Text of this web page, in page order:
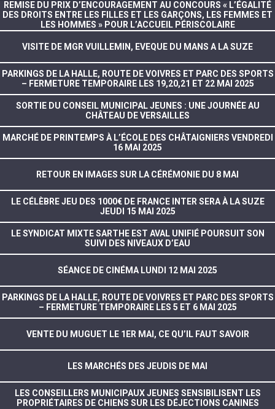
REMISE DU PRIX D’ENCOURAGEMENT AU CONCOURS « L’ÉGALITÉ
DES DROITS ENTRE LES FILLES ET LES GARÇONS, LES FEMMES ET
LES HOMMES » POUR L’ACCUEIL PÉRISCOLAIRE
VISITE DE MGR VUILLEMIN, EVEQUE DU MANS A LA SUZE
PARKINGS DE LA HALLE, ROUTE DE VOIVRES ET PARC DES SPORTS
– FERMETURE TEMPORAIRE LES 19,20,21 ET 22 MAI 2025
SORTIE DU CONSEIL MUNICIPAL JEUNES : UNE JOURNÉE AU
CHÂTEAU DE VERSAILLES
MARCHÉ DE PRINTEMPS À L’ÉCOLE DES CHÂTAIGNIERS VENDREDI
16 MAI 2025
RETOUR EN IMAGES SUR LA CÉRÉMONIE DU 8 MAI
LE CÉLÈBRE JEU DES 1000€ DE FRANCE INTER SERA À LA SUZE
JEUDI 15 MAI 2025
LE SYNDICAT MIXTE SARTHE EST AVAL UNIFIÉ POURSUIT SON
SUIVI DES NIVEAUX D’EAU
SÉANCE DE CINÉMA LUNDI 12 MAI 2025
PARKINGS DE LA HALLE, ROUTE DE VOIVRES ET PARC DES SPORTS
– FERMETURE TEMPORAIRE LES 5 ET 6 MAI 2025
VENTE DU MUGUET LE 1ER MAI, CE QU’IL FAUT SAVOIR
LES MARCHÉS DES JEUDIS DE MAI
LES CONSEILLERS MUNICIPAUX JEUNES SENSIBILISENT LES
PROPRIÉTAIRES DE CHIENS SUR LES DÉJECTIONS CANINES